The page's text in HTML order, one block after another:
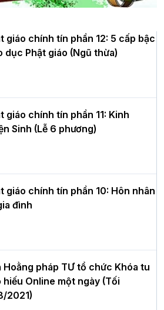
ngày tu tập thứ
Phật pháp mùa
suy cử làm tân
tỉnh Nghệ An
Tùng tái đắc
thành phố Hải
– 2031
Chính được suy
giáo chính tín phần 12: 5 cấp bậc
dục Phật giáo (Ngũ thừa)
giáo chính tín phần 11: Kinh
Sinh (Lễ 6 phương)
giáo chính tín phần 10: Hôn nhân
đình
Hoằng pháp TƯ tổ chức Khóa tu
hiếu Online một ngày (Tối
2021)